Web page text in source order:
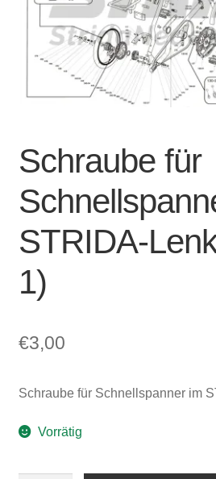
Warenkorb
Schraube für
STRIDA-
1)
€3,00
Schraube für Schnellspanner im
Vorrätig